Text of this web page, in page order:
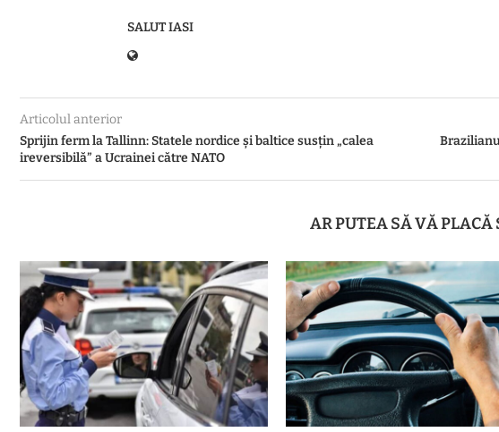
SALUT IASI
Articolul anterior
Sprijin ferm la Tallinn: Statele nordice și baltice susțin „calea
ireversibilă” a Ucrainei către NATO
AR PUTEA SĂ VĂ PLACĂ